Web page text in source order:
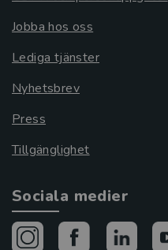
Jobba hos oss
Lediga tjänster
Nyhetsbrev
Press
Tillgänglighet
Sociala medier